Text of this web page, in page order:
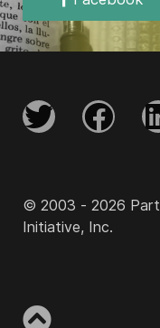
© 2003 - 2026
Initiative, Inc.